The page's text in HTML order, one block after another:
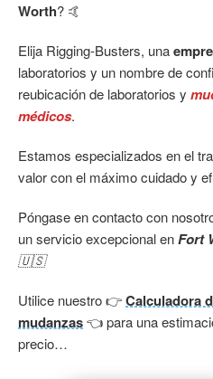
Worth? 🤙
Elija Rigging-Busters, una
laboratorios y un nombre de
reubicación de laboratorios y
médicos.
Estamos especializados en el
valor con el máximo cuidado y
Póngase en contacto con
un servicio excepcional enFort
🇺🇸
Utilice nuestro 👉Calculadora
mudanzas👈 para una
precio…